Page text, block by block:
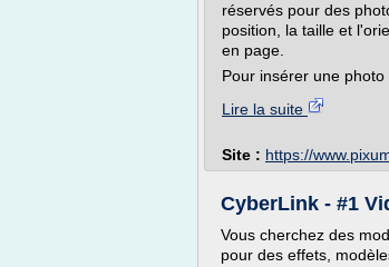
réservés pour des
position, la taille et
en page.
Pour insérer une photo
Lire la suite
Site : https://
CyberLink - #1
Vous cherchez des
pour des effets,